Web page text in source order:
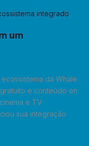
um
da Whale
e conteúdo on
e TV
sua integração